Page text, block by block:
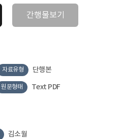
간행물보기
자료유형 단행본
원문형태 Text PDF
김소월